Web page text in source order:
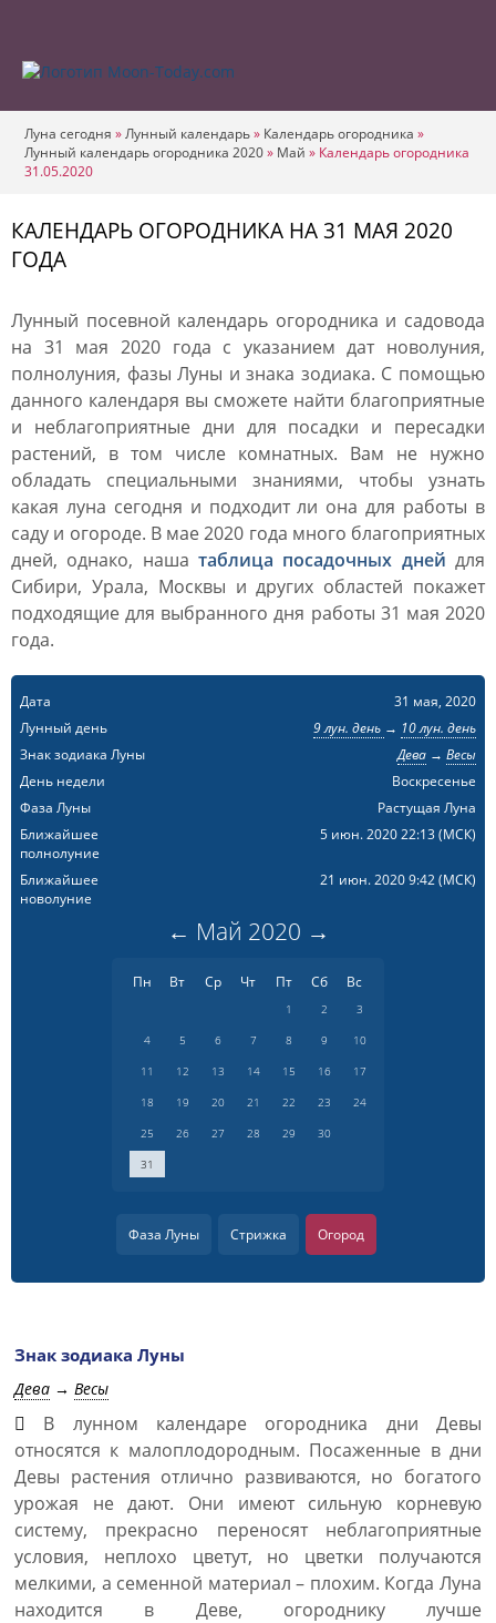
Луна сегодня »Лунный календарь» Календарь огородника »
Лунный календарь огородника 2020» Май » Календарь огородника
31.05.2020
КАЛЕНДАРЬ ОГОРОДНИКА НА 31 МАЯ 2020
ГОДА
Лунный посевной календарь огородника и садовода
на 31 мая 2020 года с указанием дат новолуния,
полнолуния, фазы Луны и знака зодиака. С помощью
данного календаря вы сможете найти благоприятные
и неблагоприятные дни для посадки и пересадки
растений, в том числе комнатных. Вам не нужно
обладать специальными знаниями, чтобы узнать
какая луна сегодня и подходит ли она для работы в
саду и огороде. В мае 2020 года много благоприятных
дней, однако, наша таблица посадочных дней для
Сибири, Урала, Москвы и других областей покажет
подходящие для выбранного дня работы 31 мая 2020
года.
Дата
31 мая, 2020
Лунный день
9 лун. день → 10 лун. день
Знак зодиака Луны
Дева→ Весы
День недели
Воскресенье
Фаза Луны
Растущая Луна
Ближайшее
полнолуние
5 июн. 2020 22:13(МСК)
Ближайшее
новолуние
21 июн. 2020 9:42(МСК)
← Май 2020 →
Пн Вт Ср Чт Пт Сб Вс
1 2
3
4
5 6 7 8 9
10
11
12 13 14 15 16
17
18
19 20 21 22 23
24
25
26 27 28 29
30
31
Фаза Луны Стрижка Огород
Знак зодиака Луны
Дева → Весы
В лунном календаре огородника дни Девы
относятся к малоплодородным. Посаженные в дни
Девы растения отлично развиваются, но богатого
урожая не дают. Они имеют сильную корневую
систему, прекрасно переносят неблагоприятные
условия, неплохо цветут, но цветки получаются
мелкими, а семенной материал – плохим. Когда Луна
находится в Деве, огороднику лучше